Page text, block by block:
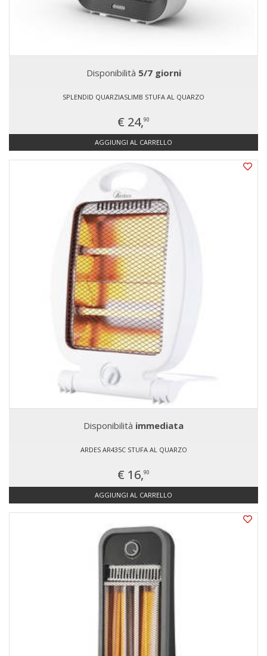
Disponibilità 5/7 giorni
SPLENDID QUARZIASLIMB STUFA AL QUARZO
€ 24,90
AGGIUNGI AL CARRELLO
Disponibilità immediata
ARDES AR435C STUFA AL QUARZO
€ 16,90
AGGIUNGI AL CARRELLO